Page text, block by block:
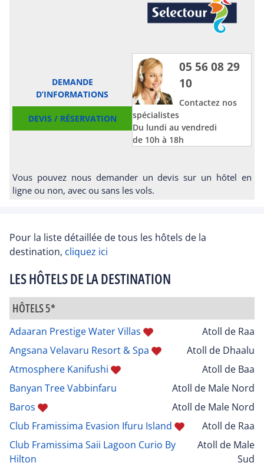
DEMANDE
D’INFORMATIONS
DEVIS / RÉSERVATION
05 56 08 29
10
Contactez nos
spécialistes
Du lundi au vendredi
de 10h à 18h
Vous pouvez nous demander un devis sur un hôtel en
ligne ou non, avec ou sans les vols.
Pour la liste détaillée de tous les hôtels de la
destination, cliquez ici
LES HÔTELS DE LA DESTINATION
HÔTELS 5*
Adaaran Prestige Water Villas
Atoll de Raa
Angsana Velavaru Resort & Spa
Atoll de Dhaalu
Atmosphere Kanifushi
Atoll de Baa
Banyan Tree Vabbinfaru
Atoll de Male Nord
Baros
Atoll de Male Nord
Club Framissima Evasion Ifuru Island
Atoll de Raa
Club Framissima Saii Lagoon Curio By
Hilton
Atoll de Male
Sud